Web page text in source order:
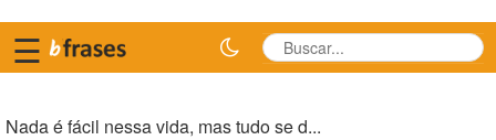
☰
Nada é fácil nessa vida, mas tudo se d...